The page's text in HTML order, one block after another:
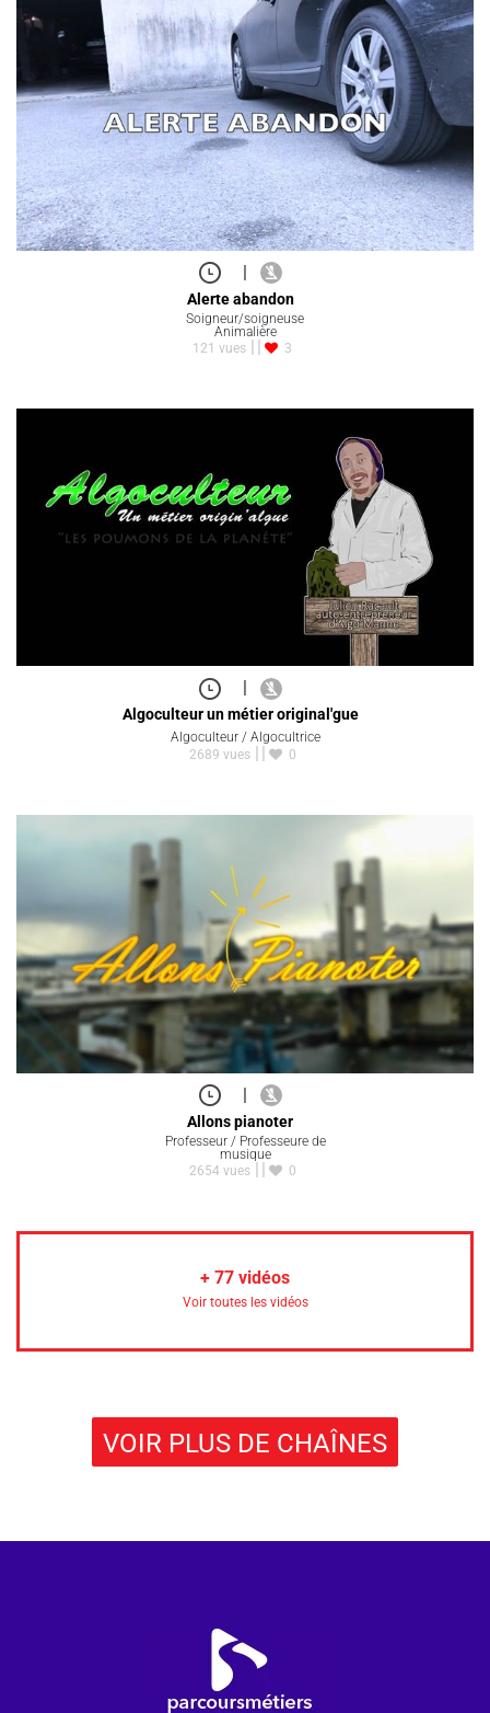
|
Alerte abandon
Soigneur/soigneuse
Animalière
121 vues
3
|
Algoculteur un métier original'gue
Algoculteur / Algocultrice
2689 vues
0
|
Allons pianoter
Professeur / Professeure de
musique
2654 vues
0
+ 77 vidéos
Voir toutes les vidéos
VOIR PLUS DE CHAÎNES